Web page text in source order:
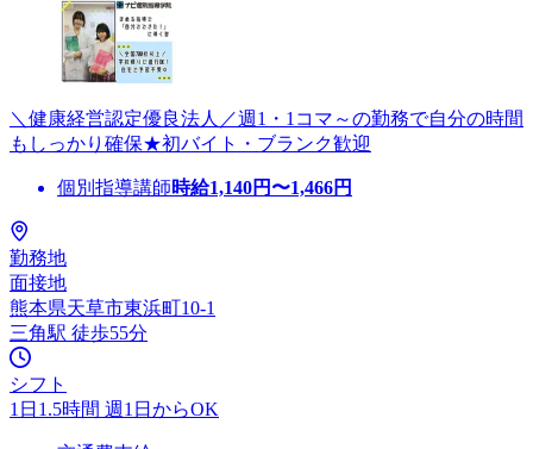
＼健康経営認定優良法人／週1・1コマ～の勤務で自分の時間
もしっかり確保★初バイト・ブランク歓迎
個別指導講師時給1,140円〜1,466円
勤務地
面接地
熊本県天草市東浜町10-1
三角駅 徒歩55分
シフト
1日1.5時間 週1日からOK